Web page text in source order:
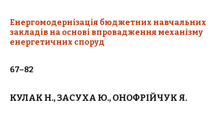
Енергомодернізація бюджетних навчальних
закладів на основі впровадження механізму
енергетичних споруд
67–82
КУЛАК Н., ЗАСУХА Ю., ОНОФРІЙЧУК Я.